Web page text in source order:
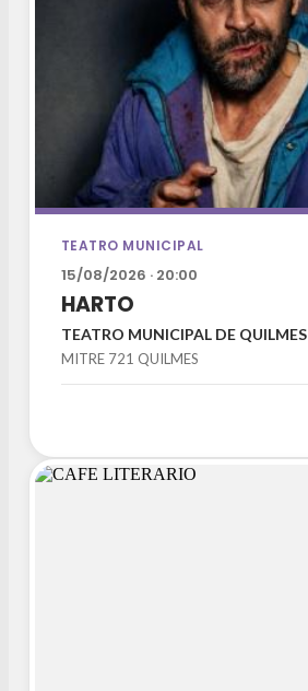
TEATRO MUNICIPAL
15/08/2026 · 20:00
HARTO
TEATRO MUNICIPAL DE QUILMES
MITRE 721 QUILMES